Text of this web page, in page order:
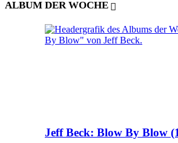
ALBUM DER WOCHE
Jeff Beck: Blow By Blow